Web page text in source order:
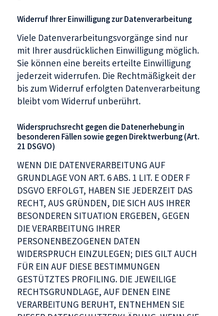
Widerruf Ihrer Einwilligung zur Datenverarbeitung
Viele Datenverarbeitungsvorgänge sind nur
mit Ihrer ausdrücklichen Einwilligung möglich.
Sie können eine bereits erteilte Einwilligung
jederzeit widerrufen. Die Rechtmäßigkeit der
bis zum Widerruf erfolgten Datenverarbeitung
bleibt vom Widerruf unberührt.
Widerspruchsrecht gegen die Datenerhebung in
besonderen Fällen sowie gegen Direktwerbung (Art.
21 DSGVO)
WENN DIE DATENVERARBEITUNG AUF
GRUNDLAGE VON ART. 6 ABS. 1 LIT. E ODER F
DSGVO ERFOLGT, HABEN SIE JEDERZEIT DAS
RECHT, AUS GRÜNDEN, DIE SICH AUS IHRER
BESONDEREN SITUATION ERGEBEN, GEGEN
DIE VERARBEITUNG IHRER
PERSONENBEZOGENEN DATEN
WIDERSPRUCH EINZULEGEN; DIES GILT AUCH
FÜR EIN AUF DIESE BESTIMMUNGEN
GESTÜTZTES PROFILING. DIE JEWEILIGE
RECHTSGRUNDLAGE, AUF DENEN EINE
VERARBEITUNG BERUHT, ENTNEHMEN SIE